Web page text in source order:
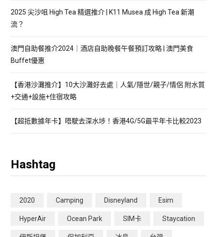
2025 尖沙咀 High Tea 精選推介 | K11 Musea 成 High Tea 新潮
流？
澳門自助餐推介2024｜酒店自助晚餐午餐預訂攻略 | 澳門美食
Buffet優惠
【香港沙灘推介】10大沙灘好去處｜人氣/隱世/親子/情侶 附水質
+交通+設施+住宿攻略
【超抵數據年卡】唔駛去深水埗！香港4G/5G最平年卡比較2023
Hashtag
2020 Camping Disneyland Esim
HyperAir Ocean Park SIM卡 Staycation